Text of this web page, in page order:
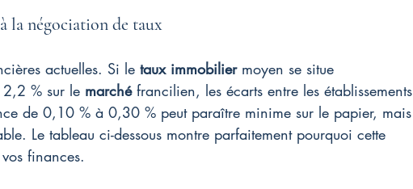
la négociation de taux
actuelles. Si le taux immobilier moyen se situe
% sur le marché francilien, les écarts entre les établissements
de 0,10 % à 0,30 % peut paraître minime sur le papier, mais
Le tableau ci-dessous montre parfaitement pourquoi cette
finances.